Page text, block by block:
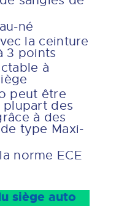
né
la ceinture
3 points
à
peut être
plupart des
à des
type Maxi-
norme ECE
siège auto